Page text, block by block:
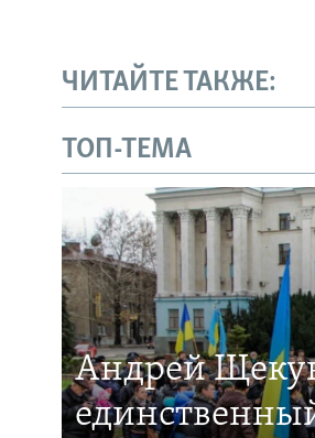
ЧИТАЙТЕ ТАКЖЕ:
ТОП-ТЕМА
Андрей